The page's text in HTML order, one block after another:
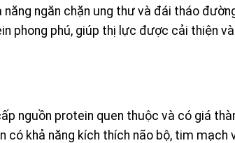
ngăn chặn ung thư và đái tháo
phong phú, giúp thị lực được cải thiện
nguồn protein quen thuộc và có giá
có khả năng kích thích não bộ, tim mạch